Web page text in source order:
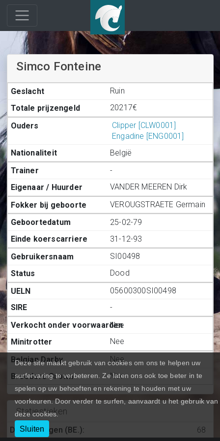
Simco Fonteine
Ruin
20217€
Clipper [CLW0001]
Engadine [ENG0001]
België
-
VANDER MEEREN Dirk
VEROUGSTRAETE Germain
25-02-79
31-12-93
SI00498
Dood
05600300SI00498
-
Nee
Nee
Nee
Nee
Statiestieken
Deelnemingen (BE.): 68
Deze site maakt gebruik van cookies om ons te helpen uw
surfervaring te verbeteren. Ze laten ons ook toe beter in te
spelen op uw behoeften en rekening te houden met uw
voorkeuren. Door verder te surfen, aanvaardt u het gebruik van
deze cookies.
Sluiten